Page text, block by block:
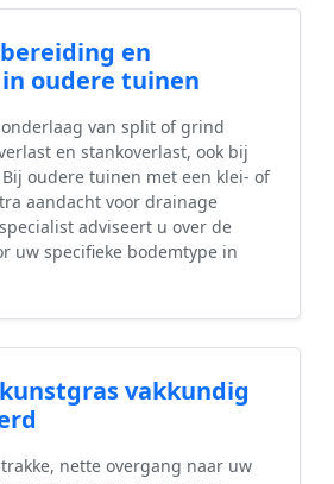
en
oudere tuinen
van split of grind
en stankoverlast, ook bij
oudere tuinen met een klei- of
aandacht voor drainage
adviseert u over de
uw specifieke bodemtype in
vakkundig
nette overgang naar uw